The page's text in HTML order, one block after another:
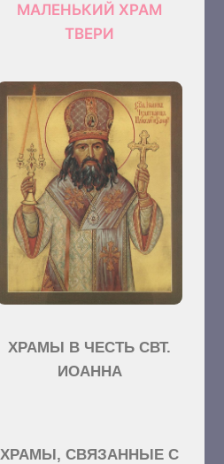
МАЛЕНЬКИЙ ХРАМ
ТВЕРИ
ХРАМЫ В ЧЕСТЬ СВТ.
ИОАННА
ХРАМЫ, СВЯЗАННЫЕ С